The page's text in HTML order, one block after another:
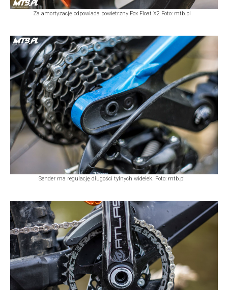
Za amortyzację odpowiada powietrzny Fox Float X2 Foto: mtb.pl
Sender ma regulację długości tylnych widełek. Foto: mtb.pl